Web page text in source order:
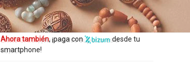
Ahora también, ¡paga con
desde tu
smartphone!